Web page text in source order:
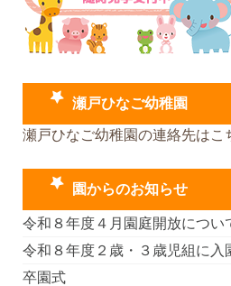
瀬戸ひなご幼稚園
瀬戸ひなご幼稚園の連絡先はこ
園からのお知らせ
令和８年度４月園庭開放につい
令和８年度２歳・３歳児組に入
卒園式